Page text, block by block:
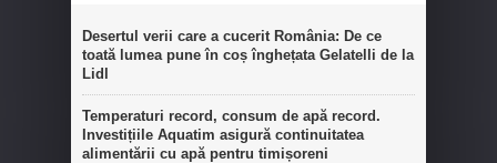
Desertul verii care a cucerit România: De ce
toată lumea pune în coș înghețata Gelatelli de la
Lidl
Temperaturi record, consum de apă record.
Investițiile Aquatim asigură continuitatea
alimentării cu apă pentru timișoreni